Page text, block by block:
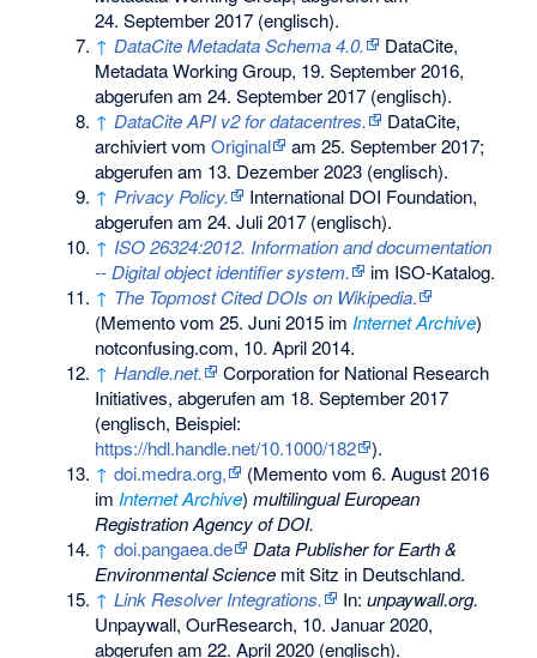
24. September 2017 (englisch).
↑ DataCite Metadata Schema 4.0.
DataCite,
Metadata Working Group, 19. September 2016,
abgerufen am 24. September 2017 (englisch).
↑ DataCite API v2 for datacentres.
DataCite,
archiviert vomOriginal am25. September 2017;
abgerufen am 13. Dezember 2023 (englisch).
↑ Privacy Policy.
International DOI Foundation,
abgerufen am 24. Juli 2017 (englisch).
↑ ISO 26324:2012. Information and documentation
-- Digital object identifier system.
im ISO-Katalog.
↑ The Topmost Cited DOIs on Wikipedia.
(Mementovom 25. Juni 2015 im Internet Archive)
notconfusing.com, 10. April 2014.
↑ Handle.net.
Corporation for National Research
Initiatives, abgerufen am 18. September 2017
(englisch, Beispiel:
https://hdl.handle.net/10.1000/182
).
↑ doi.medra.org, (Mementovom 6. August 2016
im Internet Archive)multilingual European
Registration Agency of DOI.
↑ doi.pangaea.de
Data Publisher for Earth &
Environmental Science mit Sitz in Deutschland.
↑ Link Resolver Integrations. In:unpaywall.org.
Unpaywall, OurResearch, 10. Januar 2020,
abgerufen am 22. April 2020 (englisch).